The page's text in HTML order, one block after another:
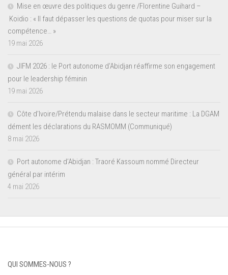
Mise en œuvre des politiques du genre /Florentine Guihard –
Koidio : « Il faut dépasser les questions de quotas pour miser sur la
compétence… »
19 mai 2026
JIFM 2026 : le Port autonome d’Abidjan réaffirme son engagement
pour le leadership féminin
19 mai 2026
Côte d’Ivoire/Prétendu malaise dans le secteur maritime : La DGAM
dément les déclarations du RASMOMM (Communiqué)
8 mai 2026
Port autonome d’Abidjan : Traoré Kassoum nommé Directeur
général par intérim
4 mai 2026
QUI SOMMES-NOUS ?